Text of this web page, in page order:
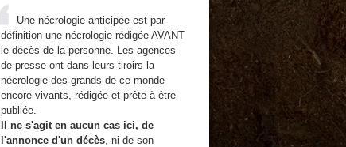
Une nécrologie anticipée est par
définition une nécrologie rédigée AVANT
le décès de la personne. Les agences
de presse ont dans leurs tiroirs la
nécrologie des grands de ce monde
encore vivants, rédigée et prête à être
publiée.
Il ne s'agit en aucun cas ici, de
l'annonce d'un décès, ni de son